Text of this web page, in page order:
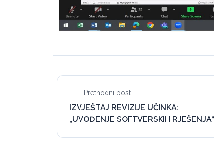
Prethodni post
IZVJEŠTAJ REVIZIJE UČINKA:
„UVOĐENJE SOFTVERSKIH RJEŠENJA“